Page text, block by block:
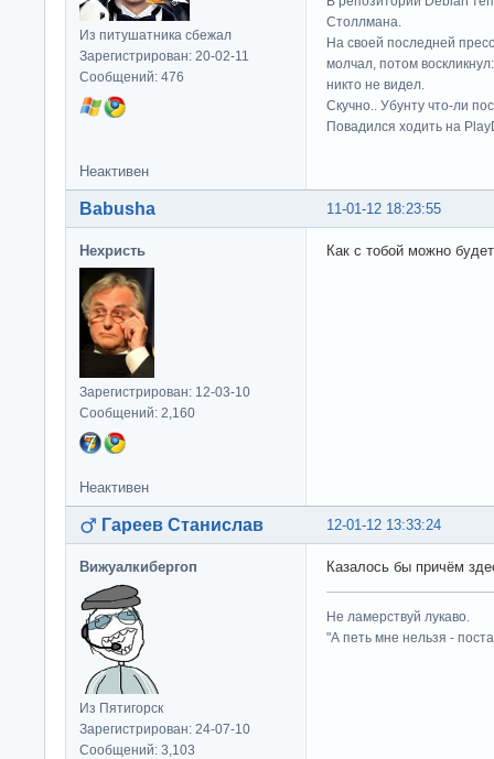
Из питушатника сбежал
Зарегистрирован: 20-02-11
Сообщений: 476
Столлмана.
На своей последней
молчал, потом
никто не видел.
Скучно.. Убунту что-ли
Повадился ходить на
Неактивен
11-01-12 18:23:55
Babusha
Нехристь
Зарегистрирован: 12-03-10
Сообщений: 2,160
Как с тобой можно
Неактивен
12-01-12 13:33:24
Гареев Станислав
Вижуалкибергоп
Из Пятигорск
Зарегистрирован: 24-07-10
Сообщений: 3,103
Казалось бы причём
Не ламерствуй лукаво.
"А петь мне нельзя -